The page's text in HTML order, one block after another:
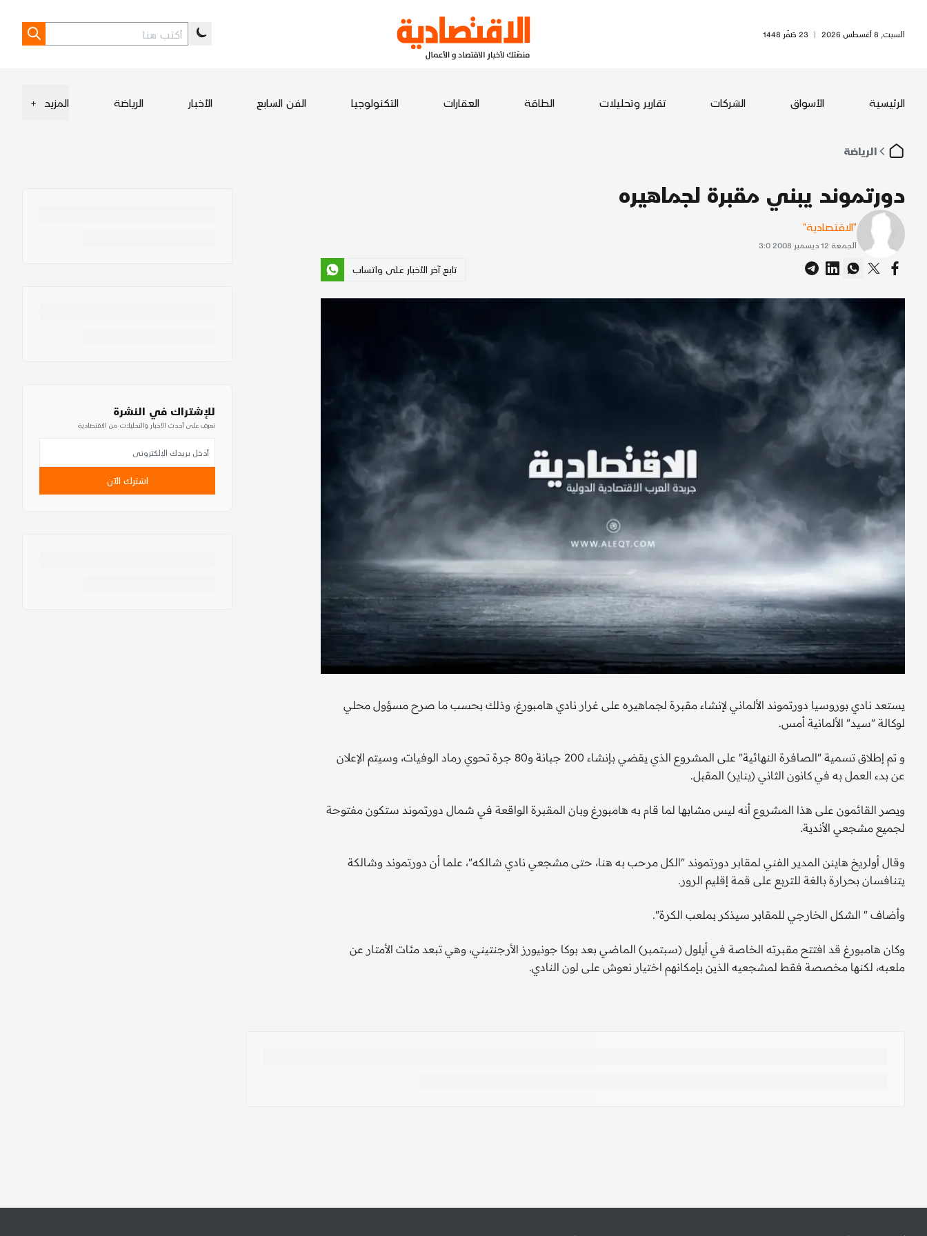
السبت, 8 أغسطس 2026 | 23 صَفَر 1448
الرئيسية الأسواق الشركات تقارير وتحليلات الطاقة العقارات التكنولوجيا الفن السابع الأخبار الرياضة المزيد +
الرياضة
دورتموند يبني مقبرة لجماهيره
"الاقتصادية"
الجمعة 12 ديسمبر 2008 3:0
تابع آخر الأخبار على واتساب
يستعد نادي بوروسيا دورتموند الألماني لإنشاء مقبرة لجماهيره على غرار نادي هامبورغ، وذلك بحسب ما صرح مسؤول محلي
لوكالة "سيد" الألمانية أمس.
و تم إطلاق تسمية "الصافرة النهائية" على المشروع الذي يقضي بإنشاء 200 جبانة و80 جرة تحوي رماد الوفيات، وسيتم الإعلان
عن بدء العمل به في كانون الثاني (يناير) المقبل.
ويصر القائمون على هذا المشروع أنه ليس مشابها لما قام به هامبورغ وبان المقبرة الواقعة في شمال دورتموند ستكون مفتوحة
لجميع مشجعي الأندية.
وقال أولريخ هاينن المدير الفني لمقابر دورتموند "الكل مرحب به هنا، حتى مشجعي نادي شالكه"، علما أن دورتموند وشالكة
يتنافسان بحرارة بالغة للتربع على قمة إقليم الرور.
وأضاف " الشكل الخارجي للمقابر سيذكر بملعب الكرة".
وكان هامبورغ قد افتتح مقبرته الخاصة في أيلول (سبتمبر) الماضي بعد بوكا جونيورز الأرجنتيني، وهي تبعد مئات الأمتار عن
ملعبه، لكنها مخصصة فقط لمشجعيه الذين بإمكانهم اختيار نعوش على لون النادي.
للإشتراك في النشرة
تعرف على أحدث الأخبار والتحليلات من الاقتصادية
اشترك الآن